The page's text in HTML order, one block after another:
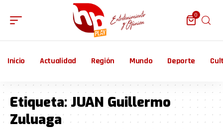
0
Inicio Actualidad Región Mundo Deporte
Etiqueta:JUAN Guillermo
Zuluaga